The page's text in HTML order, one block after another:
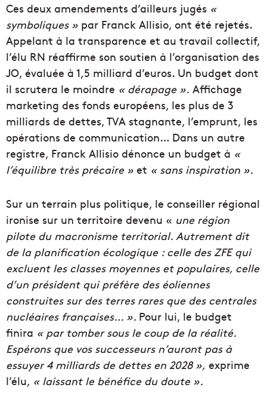
Ces deux amendements d’ailleurs jugés «
symboliques » par Franck Allisio, ont été rejetés.
Appelant à la transparence et au travail collectif,
l’élu RN réaffirme son soutien à l’organisation des
JO, évaluée à 1,5 milliard d’euros. Un budget dont
il scrutera le moindre « dérapage ». Affichage
marketing des fonds européens, les plus de 3
milliards de dettes, TVA stagnante, l’emprunt, les
opérations de communication… Dans un autre
registre, Franck Allisio dénonce un budget à «
l’équilibre très précaire » et « sans inspiration ».
Sur un terrain plus politique, le conseiller régional
ironise sur un territoire devenu « une région
pilote du macronisme territorial. Autrement dit
de la planification écologique : celle des ZFE qui
excluent les classes moyennes et populaires, celle
d’un président qui préfère des éoliennes
construites sur des terres rares que des centrales
nucléaires françaises… ». Pour lui, le budget
finira « par tomber sous le coup de la réalité.
Espérons que vos successeurs n’auront pas à
essuyer 4 milliards de dettes en 2028 », exprime
l’élu, « laissant le bénéfice du doute ».